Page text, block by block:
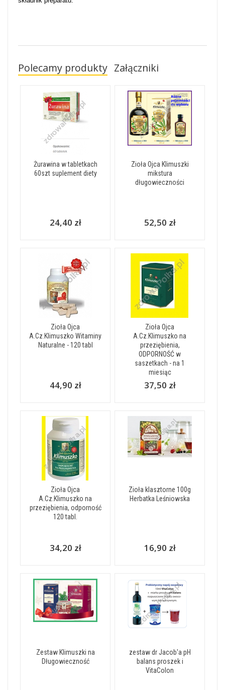
Polecamy produkty Załączniki
Żurawina w tabletkach
60szt suplement diety
24,40 zł
Zioła Ojca Klimuszki
mikstura
długowieczności
52,50 zł
Zioła Ojca
A.Cz.Klimuszko Witaminy
Naturalne - 120 tabl
44,90 zł
Zioła Ojca
A.Cz.Klimuszko na
przeziębienia,
ODPORNOŚĆ w
saszetkach - na 1
miesiąc
37,50 zł
Zioła Ojca
A.Cz.Klimuszko na
przeziębienia, odporność
120 tabl.
34,20 zł
Zioła klasztorne 100g
Herbatka Leśniowska
16,90 zł
Zestaw Klimuszki na
Długowieczność
zestaw dr Jacob'a pH
balans proszek i
VitaColon